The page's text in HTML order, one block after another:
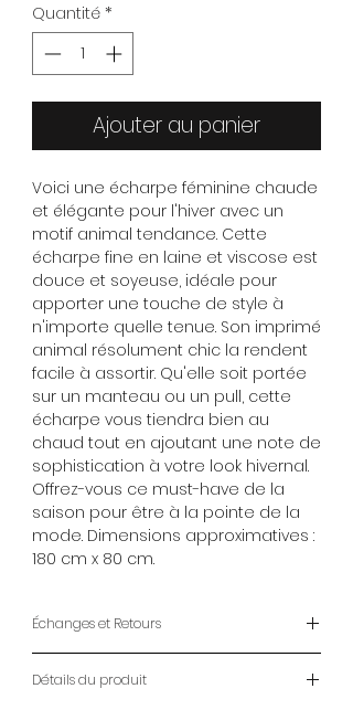
Quantité*
Ajouter au panier
Voici une écharpe féminine chaude
et élégante pour l'hiver avec un
motif animal tendance. Cette
écharpe fine en laine et viscose est
douce et soyeuse, idéale pour
apporter une touche de style à
n'importe quelle tenue. Son imprimé
animal résolument chic la rendent
facile à assortir. Qu'elle soit portée
sur un manteau ou un pull, cette
écharpe vous tiendra bien au
chaud tout en ajoutant une note de
sophistication à votre look hivernal.
Offrez-vous ce must-have de la
saison pour être à la pointe de la
mode. Dimensions approximatives :
180 cm x 80 cm.
Échanges et Retours
- LIVRAISON À DOMICILE : 2-7 jours
Détails du produit